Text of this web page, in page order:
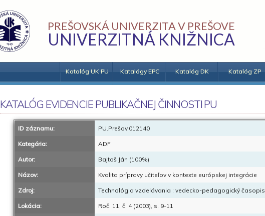
PREŠOVSKÁ UNIVERZITA V PREŠOVE
UNIVERZITNÁ KNIŽNICA
Katalóg UK PU Katalógy EPC Katalóg DK Katalóg ZP
KATALÓG EVIDENCIE PUBLIKAČNEJ ČINNOSTI PU
ID záznamu: PU.Prešov.012140
Kategória: ADF
Autor: Bajtoš Ján (100%)
Názov: Kvalita prípravy učiteľov v kontexte európskej integrácie
Zdroj: Technológia vzdelávania : vedecko-pedagogický časopis
Lokácia: Roč. 11, č. 4 (2003), s. 9-11